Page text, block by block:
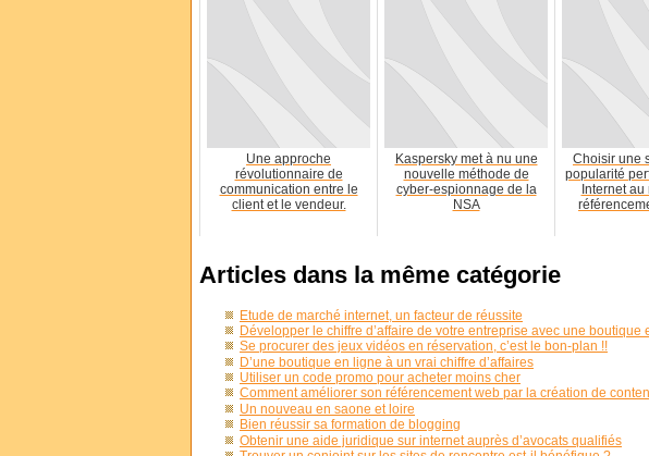
Une approche
révolutionnaire de
communication entre le
client et le vendeur.
Kaspersky met à nu une
nouvelle méthode de
cyber-espionnage de la
NSA
Choisir une
popularité
Internet
Articles dans la même catégorie
Etude de marché internet, un facteur de réussite
Développer le chiffre d’affaire de votre entreprise avec une boutique
Se procurer des jeux vidéos en réservation, c’est le bon-plan !!
D’une boutique en ligne à un vrai chiffre d’affaires
Utiliser un code promo pour acheter moins cher
Comment améliorer son référencement web par la création de
Un nouveau en saone et loire
Bien réussir sa formation de blogging
Obtenir une aide juridique sur internet auprès d’avocats qualifiés